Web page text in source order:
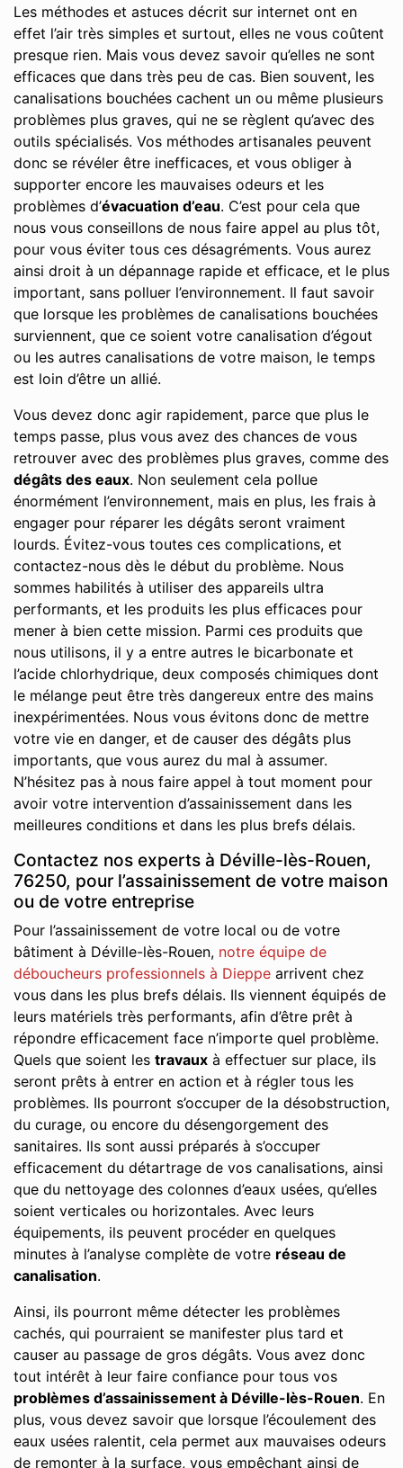
Les méthodes et astuces décrit sur internet ont en
effet l’air très simples et surtout, elles ne vous coûtent
presque rien. Mais vous devez savoir qu’elles ne sont
efficaces que dans très peu de cas. Bien souvent, les
canalisations bouchées cachent un ou même plusieurs
problèmes plus graves, qui ne se règlent qu’avec des
outils spécialisés. Vos méthodes artisanales peuvent
donc se révéler être inefficaces, et vous obliger à
supporter encore les mauvaises odeurs et les
problèmes d’évacuation d’eau. C’est pour cela que
nous vous conseillons de nous faire appel au plus tôt,
pour vous éviter tous ces désagréments. Vous aurez
ainsi droit à un dépannage rapide et efficace, et le plus
important, sans polluer l’environnement. Il faut savoir
que lorsque les problèmes de canalisations bouchées
surviennent, que ce soient votre canalisation d’égout
ou les autres canalisations de votre maison, le temps
est loin d’être un allié.
Vous devez donc agir rapidement, parce que plus le
temps passe, plus vous avez des chances de vous
retrouver avec des problèmes plus graves, comme des
dégâts des eaux. Non seulement cela pollue
énormément l’environnement, mais en plus, les frais à
engager pour réparer les dégâts seront vraiment
lourds. Évitez-vous toutes ces complications, et
contactez-nous dès le début du problème. Nous
sommes habilités à utiliser des appareils ultra
performants, et les produits les plus efficaces pour
mener à bien cette mission. Parmi ces produits que
nous utilisons, il y a entre autres le bicarbonate et
l’acide chlorhydrique, deux composés chimiques dont
le mélange peut être très dangereux entre des mains
inexpérimentées. Nous vous évitons donc de mettre
votre vie en danger, et de causer des dégâts plus
importants, que vous aurez du mal à assumer.
N’hésitez pas à nous faire appel à tout moment pour
avoir votre intervention d’assainissement dans les
meilleures conditions et dans les plus brefs délais.
Contactez nos experts à Déville-lès-Rouen,
76250, pour l’assainissement de votre maison
ou de votre entreprise
Pour l’assainissement de votre local ou de votre
bâtiment à Déville-lès-Rouen, notre équipe de
déboucheurs professionnels à Dieppe arrivent chez
vous dans les plus brefs délais. Ils viennent équipés de
leurs matériels très performants, afin d’être prêt à
répondre efficacement face n’importe quel problème.
Quels que soient les travaux à effectuer sur place, ils
seront prêts à entrer en action et à régler tous les
problèmes. Ils pourront s’occuper de la désobstruction,
du curage, ou encore du désengorgement des
sanitaires. Ils sont aussi préparés à s’occuper
efficacement du détartrage de vos canalisations, ainsi
que du nettoyage des colonnes d’eaux usées, qu’elles
soient verticales ou horizontales. Avec leurs
équipements, ils peuvent procéder en quelques
minutes à l’analyse complète de votre réseau de
canalisation.
Ainsi, ils pourront même détecter les problèmes
cachés, qui pourraient se manifester plus tard et
causer au passage de gros dégâts. Vous avez donc
tout intérêt à leur faire confiance pour tous vos
problèmes d’assainissement à Déville-lès-Rouen. En
plus, vous devez savoir que lorsque l’écoulement des
eaux usées ralentit, cela permet aux mauvaises odeurs
de remonter à la surface, vous empêchant ainsi de